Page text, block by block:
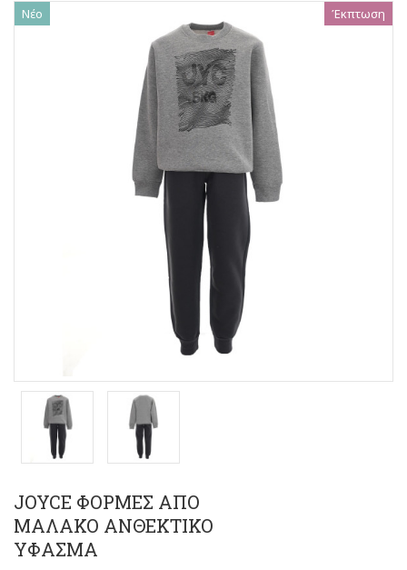
Νέο Έκπτωση
JOYCE ΦΟΡΜΕΣ ΑΠΟ
ΜΑΛΑΚΟ ΑΝΘΕΚΤΙΚΟ
ΥΦΑΣΜΑ